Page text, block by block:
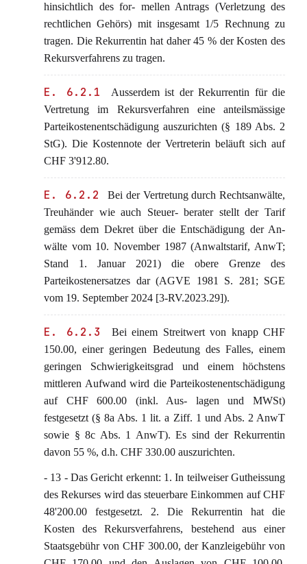
hinsichtlich des for- mellen Antrags (Verletzung des
rechtlichen Gehörs) mit insgesamt 1/5 Rechnung zu
tragen. Die Rekurrentin hat daher 45 % der Kosten des
Rekursverfahrens zu tragen.
E. 6.2.1
Ausserdem ist der Rekurrentin für die
Vertretung im Rekursverfahren eine anteilsmässige
Parteikostenentschädigung auszurichten (§ 189 Abs. 2
StG). Die Kostennote der Vertreterin beläuft sich auf
CHF 3'912.80.
E. 6.2.2
Bei der Vertretung durch Rechtsanwälte,
Treuhänder wie auch Steuer- berater stellt der Tarif
gemäss dem Dekret über die Entschädigung der An-
wälte vom 10. November 1987 (Anwaltstarif, AnwT;
Stand 1. Januar 2021) die obere Grenze des
Parteikostenersatzes dar (AGVE 1981 S. 281; SGE
vom 19. September 2024 [3-RV.2023.29]).
E. 6.2.3
Bei einem Streitwert von knapp CHF
150.00, einer geringen Bedeutung des Falles, einem
geringen Schwierigkeitsgrad und einem höchstens
mittleren Aufwand wird die Parteikostenentschädigung
auf CHF 600.00 (inkl. Aus- lagen und MWSt)
festgesetzt (§ 8a Abs. 1 lit. a Ziff. 1 und Abs. 2 AnwT
sowie § 8c Abs. 1 AnwT). Es sind der Rekurrentin
davon 55 %, d.h. CHF 330.00 auszurichten.
- 13 - Das Gericht erkennt: 1. In teilweiser Gutheissung
des Rekurses wird das steuerbare Einkommen auf CHF
48'200.00 festgesetzt. 2. Die Rekurrentin hat die
Kosten des Rekursverfahrens, bestehend aus einer
Staatsgebühr von CHF 300.00, der Kanzleigebühr von